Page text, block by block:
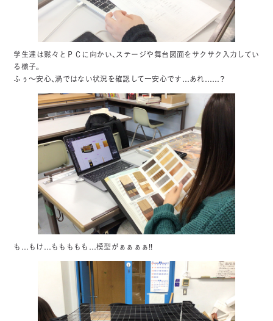
学生達は黙々とＰＣに向かい、ステージや舞台図面をサクサク入力してい
る様子。
ふぅ～安心、渦ではない状況を確認して一安心です…あれ……？
も…もけ…ももももも…模型がぁぁぁぁ!!